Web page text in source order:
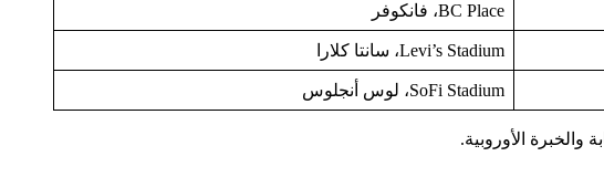
BC Place، فانكوفر
Levi’s Stadium، سانتا كلارا
SoFi Stadium، لوس أنجلوس